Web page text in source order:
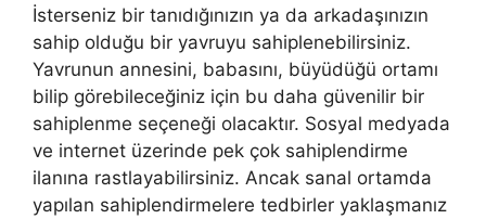
İsterseniz bir tanıdığınızın ya da arkadaşınızın
sahip olduğu bir yavruyu sahiplenebilirsiniz.
Yavrunun annesini, babasını, büyüdüğü ortamı
bilip görebileceğiniz için bu daha güvenilir bir
sahiplenme seçeneği olacaktır. Sosyal medyada
ve internet üzerinde pek çok sahiplendirme
ilanına rastlayabilirsiniz. Ancak sanal ortamda
yapılan sahiplendirmelere tedbirler yaklaşmanız